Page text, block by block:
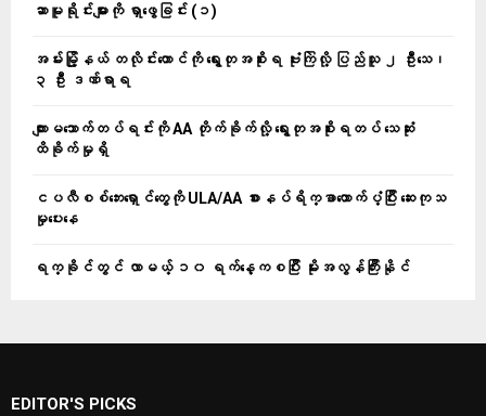
ဆာမူရိုင်းများကို ရှာဖွေခြင်း (၁)
အမ်းမြို့နယ် တလိုင်းတောင်ကို ရွေးတုအစိုးရ ဗုံးကြဲလို့ ပြည်သူ ၂ ဦးသေ၊
၃ ဦး ဒဏ်ရာရ
ကျားမသောက်တပ်ရင်းကို AA တိုက်ခိုက်လို့ ရွေးတုအစိုးရတပ် သေဆုံး
ထိခိုက်မှုရှိ
ငပလီစစ်ဘေးရှောင်တွေကို ULA/AA စားနပ်ရိက္ခာထောက်ပံ့ပြီး ဆေးကုသ
မှုပေးနေ
ရက္ခိုင်တွင် လာမယ့် ၁၀ ရက်နေ့ကစပြီး မိုးအလွန်ကြီးနိုင်
EDITOR'S PICKS